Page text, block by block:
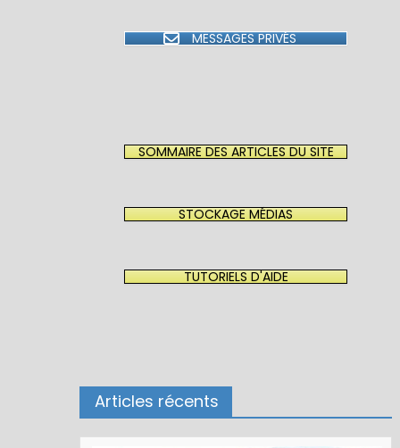
MESSAGES PRIVÉS
SOMMAIRE DES ARTICLES DU SITE
STOCKAGE MÉDIAS
TUTORIELS D'AIDE
Articles récents